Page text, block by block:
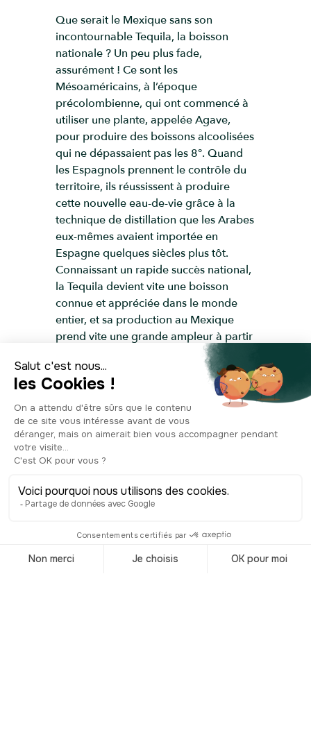
Que serait le Mexique sans son
incontournable Tequila, la boisson
nationale ? Un peu plus fade,
assurément ! Ce sont les
Mésoaméricains, à l’époque
précolombienne, qui ont commencé à
utiliser une plante, appelée Agave,
pour produire des boissons alcoolisées
qui ne dépassaient pas les 8°. Quand
les Espagnols prennent le contrôle du
territoire, ils réussissent à produire
cette nouvelle eau-de-vie grâce à la
technique de distillation que les Arabes
eux-mêmes avaient importée en
Espagne quelques siècles plus tôt.
Connaissant un rapide succès national,
la Tequila devient vite une boisson
connue et appréciée dans le monde
entier, et sa production au Mexique
prend vite une grande ampleur à partir
du XIXe siècle. Elle fait aujourd’hui
partie intégrante de l’identité
mexicaine et il n’est pas étonnant de
retrouver sur l’une des places les plus
fréquentées de la capitale le musée qui
retrace son origine et son histoire et
vous permettra aussi d’en acheter si
vous souhaitez goûter la Tequila locale
! Une dégustation à ne pas manquer,
avec modération bien entendu !